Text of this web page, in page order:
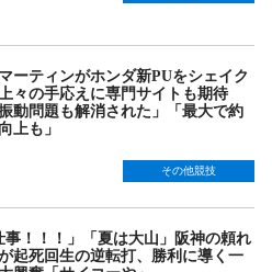
ーティンがホンダ新PUをシェイク
々の手応えに専門サイトも期待
振動問題も解消された」「最大で約
上も」
その他競技
事！！！」「夏は大山」阪神の頼れ
起死回生の逆転打、勝利に導く一